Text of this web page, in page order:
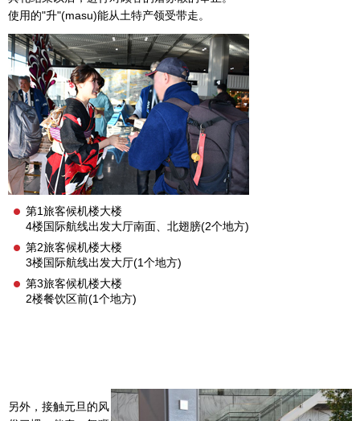
使用的"升"(masu)能从土特产领受带走。
第1旅客候机楼大楼
4楼国际航线出发大厅南面、北翅膀(2个地方)
第2旅客候机楼大楼
3楼国际航线出发大厅(1个地方)
第3旅客候机楼大楼
2楼餐饮区前(1个地方)
另外，接触元旦的风